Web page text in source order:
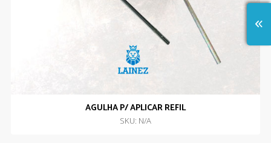
AGULHA P/ APLICAR REFIL
SKU: N/A